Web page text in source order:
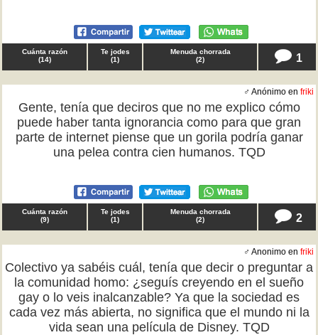
Cuánta razón
(14)
Te jodes
(1)
Menuda chorrada
(2) 1
♂ Anónimo en friki
Gente, tenía que deciros que no me explico cómo
puede haber tanta ignorancia como para que gran
parte de internet piense que un gorila podría ganar
una pelea contra cien humanos. TQD
Cuánta razón
(9)
Te jodes
(1)
Menuda chorrada
(2) 2
♂ Anonimo en friki
Colectivo ya sabéis cuál, tenía que decir o preguntar a
la comunidad homo: ¿seguís creyendo en el sueño
gay o lo veis inalcanzable? Ya que la sociedad es
cada vez más abierta, no significa que el mundo ni la
vida sean una película de Disney. TQD